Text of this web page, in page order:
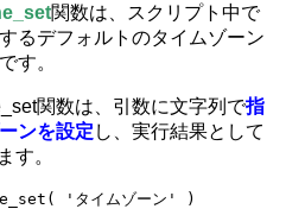
関数は、スクリプト中で
るデフォルトのタイムゾーン
す。
関数は、引数に文字列で指
ンを設定 し、実行結果として
す。
'タイムゾーン' )